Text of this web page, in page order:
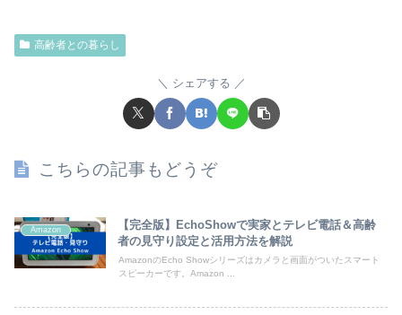
高齢者との暮らし
シェアする
こちらの記事もどうぞ
Amazon
【完全版】EchoShowで実家とテレビ電話＆高齢
者の見守り設定と活用方法を解説
AmazonのEcho Showシリーズはカメラと画面がついたスマート
スピーカーです。Amazon ...